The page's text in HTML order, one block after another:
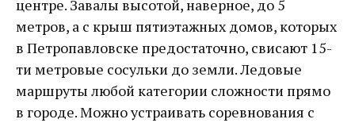
центре. Завалы высотой, наверное, до 5
метров, а с крыш пятиэтажных домов, которых
в Петропавловске предостаточно, свисают 15-
ти метровые сосульки до земли. Ледовые
маршруты любой категории сложности прямо
в городе. Можно устраивать соревнования с